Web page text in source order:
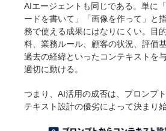
AIエージェントも同じである。単に
ードを書いて」「画像を作って」と
務で使える成果にはなりにくい。目
料、業務ルール、顧客の状況、評価
過去の経緯といったコンテキストを
適切に動ける。
つまり、AI活用の成否は、プロンプ
テキスト設計の優劣によって決まり始